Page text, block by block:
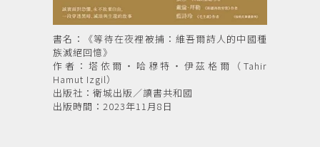
書名：《等待在夜裡被捕：維吾爾詩人的中國種
族滅絕回憶》
作者：塔依爾・哈穆特・伊茲格爾（Tahir
Hamut Izgil）
出版社：衛城出版／讀書共和國
出版時間：2023年11月8日